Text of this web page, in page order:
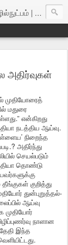
| அறிவியல்
அதிர்வுகள்
முதியோரைத்
மதுரை
என்கிறது
நடத்திய ஆய்வு.
நிறைந்த
அதிர்ந்து
செயல்படும்
தொண்டு
குறித்து
துன்புறுத்தல்-
ஆய்வு
முதியோர்
நாளான
இந்த